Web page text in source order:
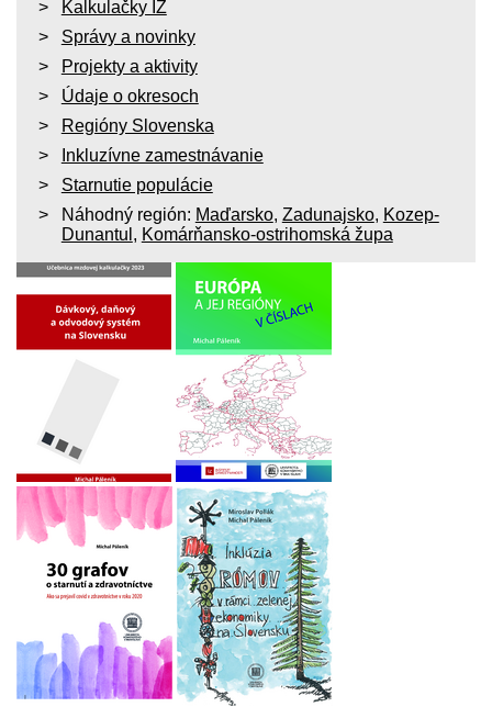
Kalkulačky IZ
Správy a novinky
Projekty a aktivity
Údaje o okresoch
Regióny Slovenska
Inkluzívne zamestnávanie
Starnutie populácie
Náhodný región: Maďarsko, Zadunajsko, Kozep-
Dunantul , Komárňansko-ostrihomská župa